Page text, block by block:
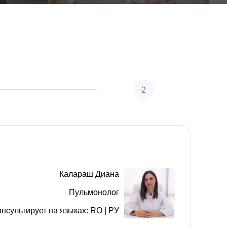
2
Калараш Диана
Пульмонолог
на языках: RO | РУ